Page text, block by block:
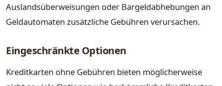
Auslandsüberweisungen oder Bargeldabhebungen an
Geldautomaten zusätzliche Gebühren verursachen.
Eingeschränkte Optionen
Kreditkarten ohne Gebühren bieten möglicherweise